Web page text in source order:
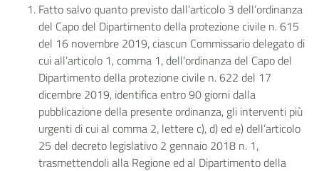
Fatto salvo quanto previsto dall’articolo 3 dell’ordinanza
del Capo del Dipartimento della protezione civile n. 615
del 16 novembre 2019, ciascun Commissario delegato di
cui all’articolo 1, comma 1, dell’ordinanza del Capo del
Dipartimento della protezione civile n. 622 del 17
dicembre 2019, identifica entro 90 giorni dalla
pubblicazione della presente ordinanza, gli interventi più
urgenti di cui al comma 2, lettere c), d) ed e) dell’articolo
25 del decreto legislativo 2 gennaio 2018 n. 1,
trasmettendoli alla Regione ed al Dipartimento della